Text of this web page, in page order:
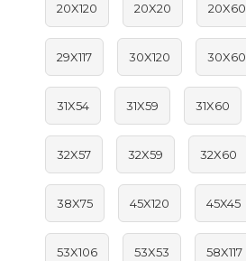
20X120 20X20 20X60
29X117 30X120 30X60
31X54 31X59 31X60
32X57 32X59 32X60
38X75 45X120 45X45
53X106 53X53 58X117